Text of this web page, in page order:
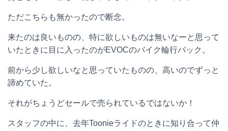
ただこちらも無かったので断念。
来たのは良いものの、特に欲しいものは無いなーと思って
いたときに目に入ったのがEVOCのバイク輪行バック。
前から少し欲しいなと思っていたものの、高いのでずっと
諦めていた。
それがちょうどセールで売られているではないか！
スタッフの中に、去年Toonieライドのときに知り合って仲